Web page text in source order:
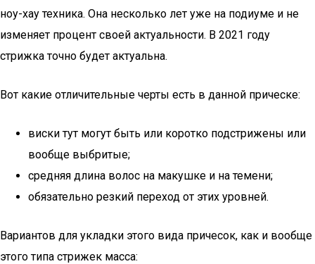
ноу-хау техника. Она несколько лет уже на подиуме и не
изменяет процент своей актуальности. В 2021 году
стрижка точно будет актуальна.
Вот какие отличительные черты есть в данной прическе:
виски тут могут быть или коротко подстрижены или
вообще выбритые;
средняя длина волос на макушке и на темени;
обязательно резкий переход от этих уровней.
Вариантов для укладки этого вида причесок, как и вообще
этого типа стрижек масса: